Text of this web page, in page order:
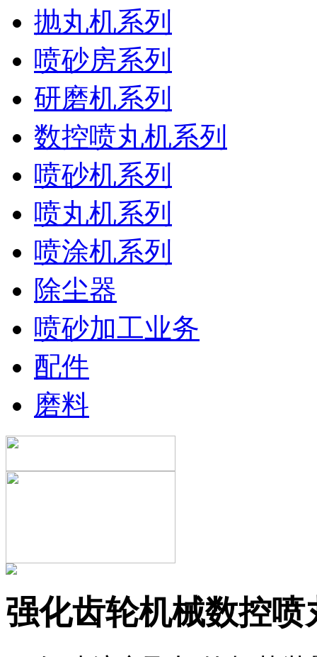
抛丸机系列
喷砂房系列
研磨机系列
数控喷丸机系列
喷砂机系列
喷丸机系列
喷涂机系列
除尘器
喷砂加工业务
配件
磨料
强化齿轮机械数控喷